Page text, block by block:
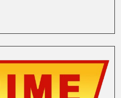
कर रहा है।